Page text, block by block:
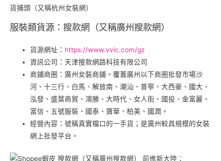
貨捕頭（又稱杭州女裝網）
服裝類貨源：搜款網（又稱廣州搜款網）
貨源網址： https://www.vvic.com/gz
資訊公司：天津搜款網路科技有限公司
商鋪商圈：廣州女裝商鋪。覆蓋廣州以下商圈批發市場沙
河、十三行、白馬、解放南、潮汕、普寧、大西豪、國大、
泓發、盛葉商貿、鴻勝、大時代、女人街、國投、金富麗、
富信、五號服裝、國泰、寶華、柏美、國潤。
經營內容：號稱真實檔口的一手貨；是廣州較具規模的女裝
網上批發平台。